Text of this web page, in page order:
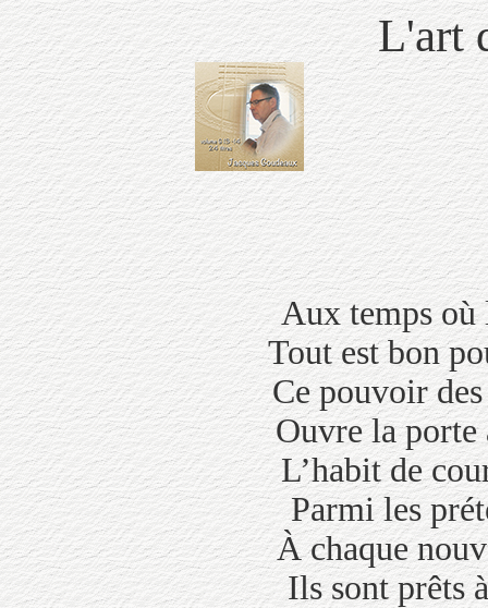
L'art
Aux temps
Tout est bon
Ce pouvoir
Ouvre la
L’habit de
Parmi les
À chaque
Ils sont prêts